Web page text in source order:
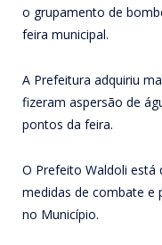
o grupamento de
feira municipal.
A Prefeitura adquiriu
fizeram aspersão de
pontos da feira.
O Prefeito Waldoli está
medidas de combate e
no Município.